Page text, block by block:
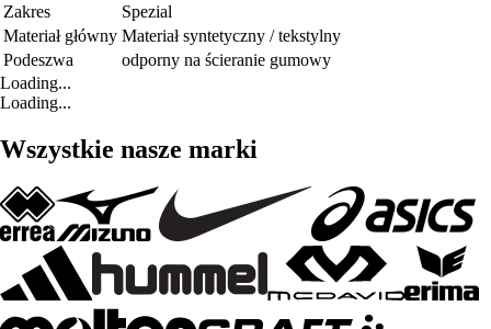
Zakres
Spezial
Materiał główny Materiał syntetyczny / tekstylny
Podeszwa
odporny na ścieranie gumowy
Loading...
Loading...
Wszystkie nasze marki